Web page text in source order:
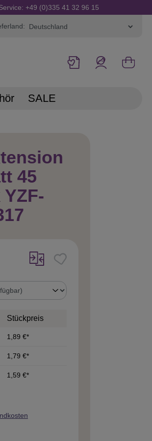
+49 (0)335 41 32 96 15
SALE
45
Stückpreis
1,89 €*
1,79 €*
1,59 €*